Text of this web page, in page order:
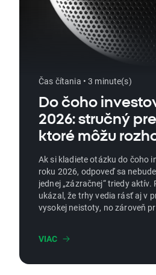
Čas čítania • 3 minute(s)
Do čoho
2026: stručný
ktoré môžu
Ak si kladiete otázku do čoho
roku 2026, odpoveď sa
jednej „zázračnej“ triedy aktív.
ukázal, že trhy vedia rásť aj v
vysokej neistoty, no zároveň
kvalite. Nižšie nájdete dva vzdelávacie
otázku: čo môže byť pre
VIAC